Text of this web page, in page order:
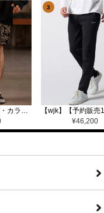
【予約販売サイズ・カラーにより納期異なる】【CAMBIO(カンビオ)】Gobelin Short Pants ショートパンツ(CAM25SS-002)
3
¥46,200